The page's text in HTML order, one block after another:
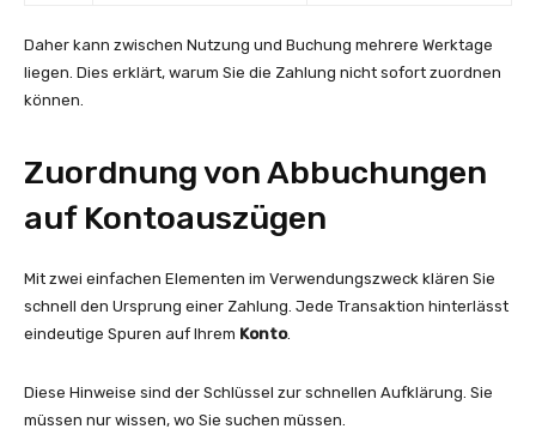
Daher kann zwischen Nutzung und Buchung mehrere Werktage
liegen. Dies erklärt, warum Sie die Zahlung nicht sofort zuordnen
können.
Zuordnung von Abbuchungen
auf Kontoauszügen
Mit zwei einfachen Elementen im Verwendungszweck klären Sie
schnell den Ursprung einer Zahlung. Jede Transaktion hinterlässt
eindeutige Spuren auf Ihrem Konto.
Diese Hinweise sind der Schlüssel zur schnellen Aufklärung. Sie
müssen nur wissen, wo Sie suchen müssen.